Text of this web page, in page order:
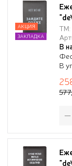
м²,
из
ТМ:
В
В
АКЦИЯ
ЗАКЛАДКА